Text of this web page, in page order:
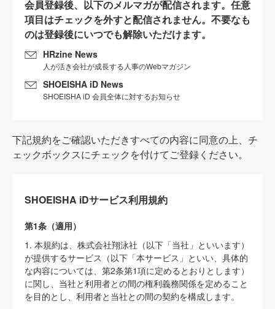
会員登録後、以下のメルマガが配信されます。任意
項目はチェックを外すと配信されません。不要なも
のは登録後にいつでも解除いただけます。
HRzine News
人が活き会社が成長する人事のWebマガジン
SHOEISHA iD News
SHOEISHA iD 会員全体に対するお知らせ
下記規約をご確認いただきすべての内容に同意の上、チ
ェックボックスにチェックを付けてご登録ください。
SHOEISHA iDサービス利用規約
第1条（適用）
1. 本規約は、株式会社翔泳社（以下「当社」といいます）
が提供するサービス（以下「本サービス」といい、具体的
な内容については、第2条第1項に定めるとおりとします）
に関し、当社と利用者との間の権利義務関係を定めること
を目的とし、利用者と当社との間の契約を構成します。